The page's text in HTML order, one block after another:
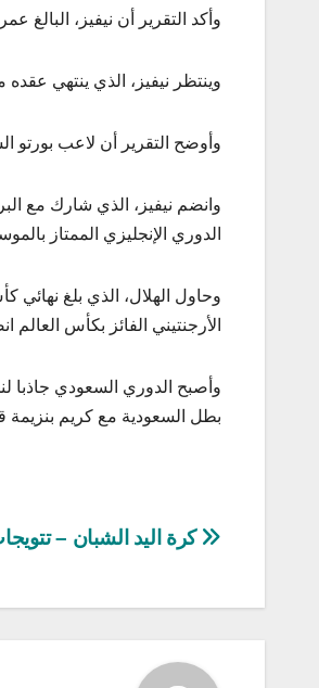
وأكد التقرير أن نيفيز، البالغ عمره 26 عاما، سينتقل إلى الهلال مقابل 55 مليون يورو (60 مليون
وينتظر نيفيز، الذي ينتهي
وأوضح التقرير أن لاعب بورتو
الدوري الإنجليزي الممتاز
وحاول الهلال، الذي بلغ نهائي
الأرجنتيني الفائز بكأس العالم
وأصبح الدوري السعودي جاذبا
بطل السعودية مع كريم بنزيمة
تصفّح
كرة اليد الشبان –